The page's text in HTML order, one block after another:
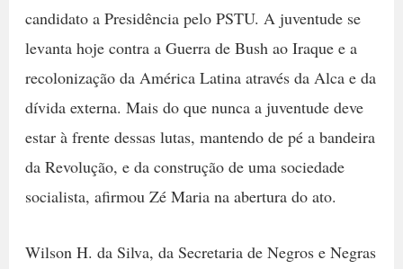
candidato a Presidência pelo PSTU. A juventude se
levanta hoje contra a Guerra de Bush ao Iraque e a
recolonização da América Latina através da Alca e da
dívida externa. Mais do que nunca a juventude deve
estar à frente dessas lutas, mantendo de pé a bandeira
da Revolução, e da construção de uma sociedade
socialista, afirmou Zé Maria na abertura do ato.
Wilson H. da Silva, da Secretaria de Negros e Negras